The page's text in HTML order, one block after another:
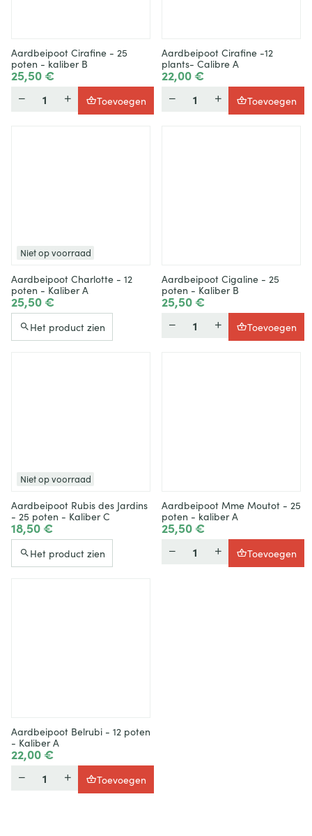
Aardbeipoot Cirafine - 25
poten - kaliber B
25,50 €
Hoeveelheid
Toevoegen
Aardbeipoot Cirafine -12
plants- Calibre A
22,00 €
Hoeveelheid
Toevoegen
Niet op voorraad
Aardbeipoot Charlotte - 12
poten - Kaliber A
25,50 €
Het product zien
Aardbeipoot Cigaline - 25
poten - Kaliber B
25,50 €
Hoeveelheid
Toevoegen
Niet op voorraad
Aardbeipoot Rubis des Jardins
- 25 poten - Kaliber C
18,50 €
Het product zien
Aardbeipoot Mme Moutot - 25
poten - kaliber A
25,50 €
Hoeveelheid
Toevoegen
Aardbeipoot Belrubi - 12 poten
- Kaliber A
22,00 €
Hoeveelheid
Toevoegen